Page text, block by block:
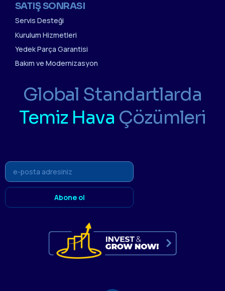
SATIŞ SONRASI
Servis Desteği
Kurulum Hizmetleri
Yedek Parça Garantisi
Bakım ve Modernizasyon
Global Standartlarda
Temiz Hava Çözümleri